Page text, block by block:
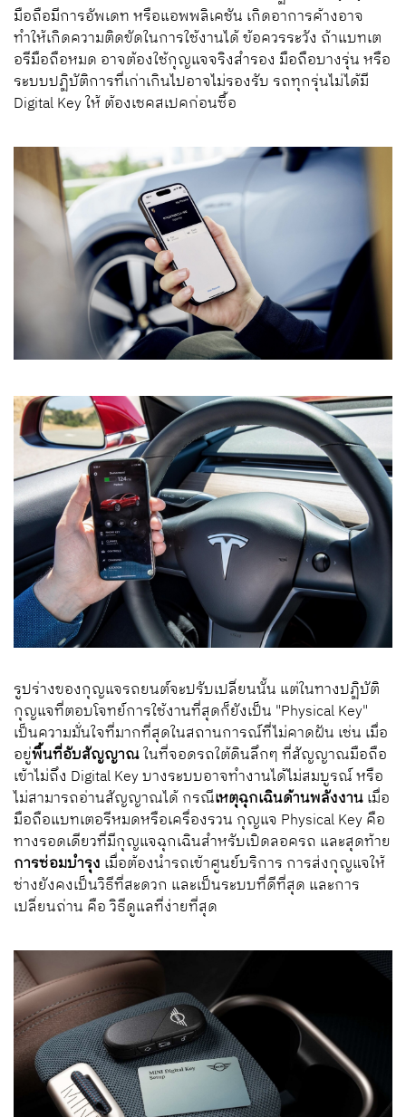
มือถือมีการอัพเดท หรือแอพพลิเคชัน เกิดอาการค้างอาจ
ทำให้เกิดความติดขัดในการใช้งานได้ ข้อควรระวัง ถ้าแบทเต
อรีมือถือหมด อาจต้องใช้กุญแจจริงสำรอง มือถือบางรุ่น หรือ
ระบบปฏิบัติการที่เก่าเกินไปอาจไม่รองรับ รถทุกรุ่นไม่ได้มี
Digital Key ให้ ต้องเชคสเปคก่อนซื้อ
รูปร่างของกุญแจรถยนต์จะปรับเปลี่ยนนั้น แต่ในทางปฏิบัติ
กุญแจที่ตอบโจทย์การใช้งานที่สุดก็ยังเป็น "Physical Key"
เป็นความมั่นใจที่มากที่สุดในสถานการณ์ที่ไม่คาดฝัน เช่น เมื่อ
อยู่พื้นที่อับสัญญาณในที่จอดรถใต้ดินลึกๆ ที่สัญญาณมือถือ
เข้าไม่ถึง Digital Key บางระบบอาจทำงานได้ไม่สมบูรณ์ หรือ
ไม่สามารถอ่านสัญญาณได้ กรณีเหตุฉุกเฉินด้านพลังงานเมื่อ
มือถือแบทเตอรีหมดหรือเครื่องรวน กุญแจ Physical Key คือ
ทางรอดเดียวที่มีกุญแจฉุกเฉินสำหรับเปิดลอครถ และสุดท้าย
การซ่อมบำรุง เมื่อต้องนำรถเข้าศูนย์บริการ การส่งกุญแจให้
ช่างยังคงเป็นวิธีที่สะดวก และเป็นระบบที่ดีที่สุด และการ
เปลี่ยนถ่าน คือ วิธีดูแลที่ง่ายที่สุด